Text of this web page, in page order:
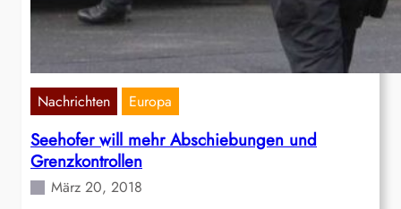
Nachrichten Europa
Seehofer will mehr Abschiebungen und
Grenzkontrollen
März 20, 2018